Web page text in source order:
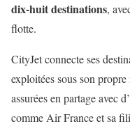
dix-huit destinations,
flotte.
CityJet connecte ses
exploitées sous son
assurées en partage avec
comme Air France et sa